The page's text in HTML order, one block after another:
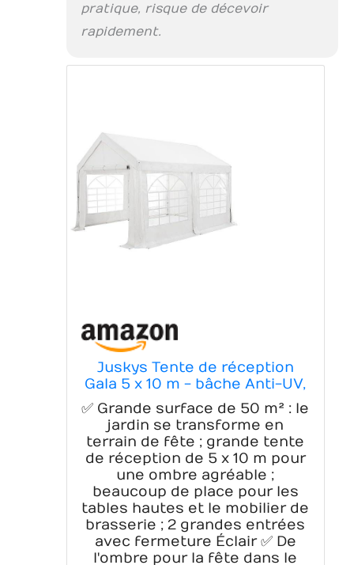
pratique, risque de décevoir
rapidement.
Juskys Tente de réception
Gala 5 x 10 m - bâche Anti-UV,
parois latérales Flexibles -
pavillon Stable, Grand -
Outdoor Party Garten - Tente
chapiteau Blanc
✅ Grande surface de 50 m² : le
jardin se transforme en
terrain de fête ; grande tente
de réception de 5 x 10 m pour
une ombre agréable ;
beaucoup de place pour les
tables hautes et le mobilier de
brasserie ; 2 grandes entrées
avec fermeture Éclair ✅ De
l'ombre pour la fête dans le